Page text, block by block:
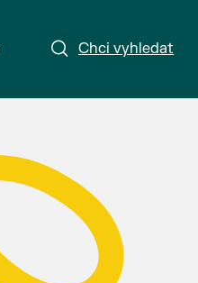
Chci vyhledat